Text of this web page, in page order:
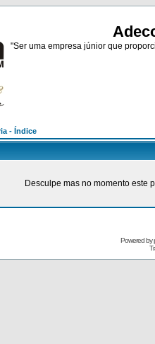
"Ser uma empresa júnior que
- Índice
Desculpe mas no momento este
Powered by